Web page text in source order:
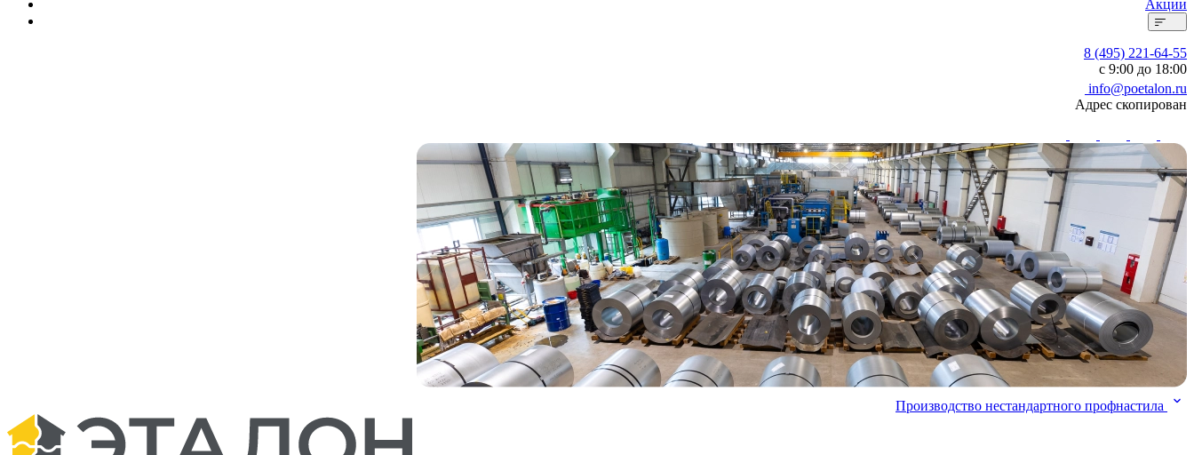
Акции
8 (495) 221-64-55
с 9:00 до 18:00
info@poetalon.ru
Адрес скопирован
Производство нестандартного профнастила